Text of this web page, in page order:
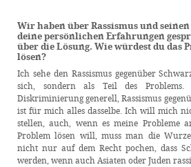
Wir haben über Rassismus und
deine persönlichen Erfahrungen
über die Lösung. Wie würdest du das
lösen?
Ich sehe den Rassismus gegenüber
sich, sondern als Teil des Problems.
Diskriminierung generell, Rassismus
ist für mich alles dasselbe. Ich will mich
stellen, auch, wenn es meine Probleme
Problem lösen will, muss man die
nicht nur auf dem Recht pochen, dass
werden, wenn auch Asiaten oder Juden